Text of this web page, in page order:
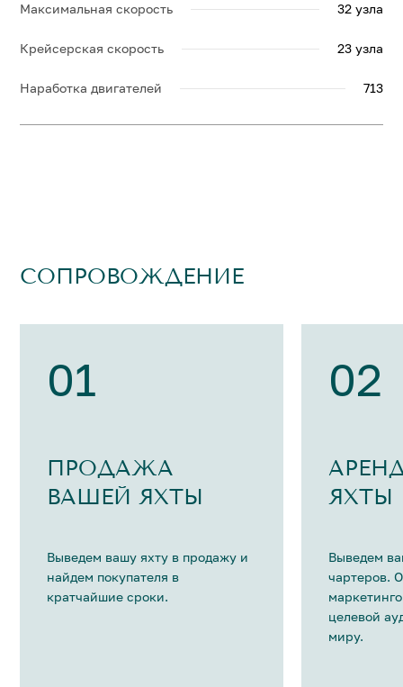
Максимальная скорость 32 узла
Крейсерская скорость 23 узла
Наработка двигателей 713
СОПРОВОЖДЕНИЕ
01
ПРОДАЖА
ВАШЕЙ ЯХТЫ
Выведем вашу яхту в продажу и
найдем покупателя в
кратчайшие сроки.
02
ЯХТЫ
Выведем
чартеров.
целевой
миру.